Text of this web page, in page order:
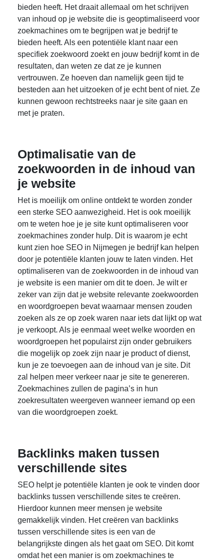
bieden heeft. Het draait allemaal om het schrijven
van inhoud op je website die is geoptimaliseerd voor
zoekmachines om te begrijpen wat je bedrijf te
bieden heeft. Als een potentiële klant naar een
specifiek zoekwoord zoekt en jouw bedrijf komt in de
resultaten, dan weten ze dat ze je kunnen
vertrouwen. Ze hoeven dan namelijk geen tijd te
besteden aan het uitzoeken of je echt bent of niet. Ze
kunnen gewoon rechtstreeks naar je site gaan en
met je praten.
Optimalisatie van de
zoekwoorden in de inhoud van
je website
Het is moeilijk om online ontdekt te worden zonder
een sterke SEO aanwezigheid. Het is ook moeilijk
om te weten hoe je je site kunt optimaliseren voor
zoekmachines zonder hulp. Dit is waarom je echt
kunt zien hoe SEO in Nijmegen je bedrijf kan helpen
door je potentiële klanten jouw te laten vinden. Het
optimaliseren van de zoekwoorden in de inhoud van
je website is een manier om dit te doen. Je wilt er
zeker van zijn dat je website relevante zoekwoorden
en woordgroepen bevat waarnaar mensen zouden
zoeken als ze op zoek waren naar iets dat lijkt op wat
je verkoopt. Als je eenmaal weet welke woorden en
woordgroepen het populairst zijn onder gebruikers
die mogelijk op zoek zijn naar je product of dienst,
kun je ze toevoegen aan de inhoud van je site. Dit
zal helpen meer verkeer naar je site te genereren.
Zoekmachines zullen de pagina’s in hun
zoekresultaten weergeven wanneer iemand op een
van die woordgroepen zoekt.
Backlinks maken tussen
verschillende sites
SEO helpt je ​​potentiële klanten je ook te vinden door
backlinks tussen verschillende sites te creëren.
Hierdoor kunnen meer mensen je website
gemakkelijk vinden. Het creëren van backlinks
tussen verschillende sites is een van de
belangrijkste dingen als het gaat om SEO. Dit komt
omdat het een manier is om zoekmachines te